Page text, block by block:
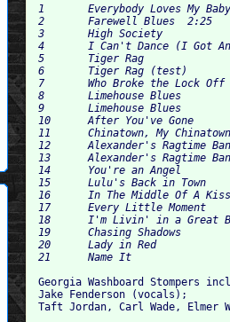
1	Everybody Loves My Baby	3:23
2	Farewell Blues 	2:25
3	High Society
4	I Can't Dance (I Got Ants In My Pants)	2:59
5	Tiger Rag
6	Tiger Rag (test)
7	Who Broke the Lock Off the Hen House Door
8	Limehouse Blues
9	Limehouse Blues
10	After You've Gone	3:00
11	Chinatown, My Chinatown
12	Alexander's Ragtime Band (test)
13	Alexander's Ragtime Band
14	You're an Angel
15	Lulu's Back in Town
16	In The Middle Of A Kiss
17	Every Little Moment
18	I'm Livin' in a Great Big Way
19	Chasing Shadows
20	Lady in Red
Georgia Washboard Stompers
Jake Fenderson (vocals);